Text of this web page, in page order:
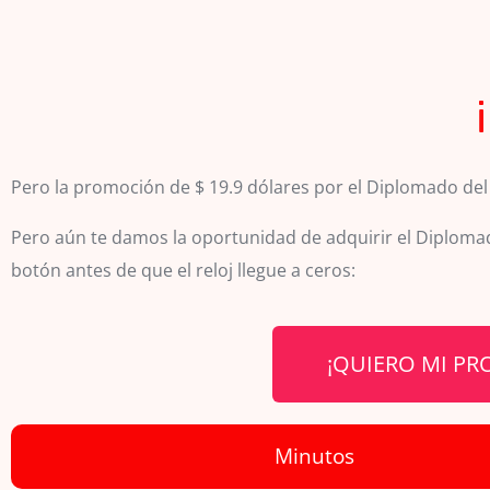
Pero la promoción de $ 19.9 dólares por el Diplomado
Pero aún te damos la oportunidad de adquirir el
botón antes de que el reloj llegue a ceros:
¡QUIERO MI
Minutos